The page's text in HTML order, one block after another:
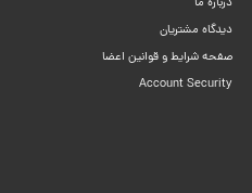
دیدگاه مشتریان
صفحه شرایط و قوانین اعضا
Account Security